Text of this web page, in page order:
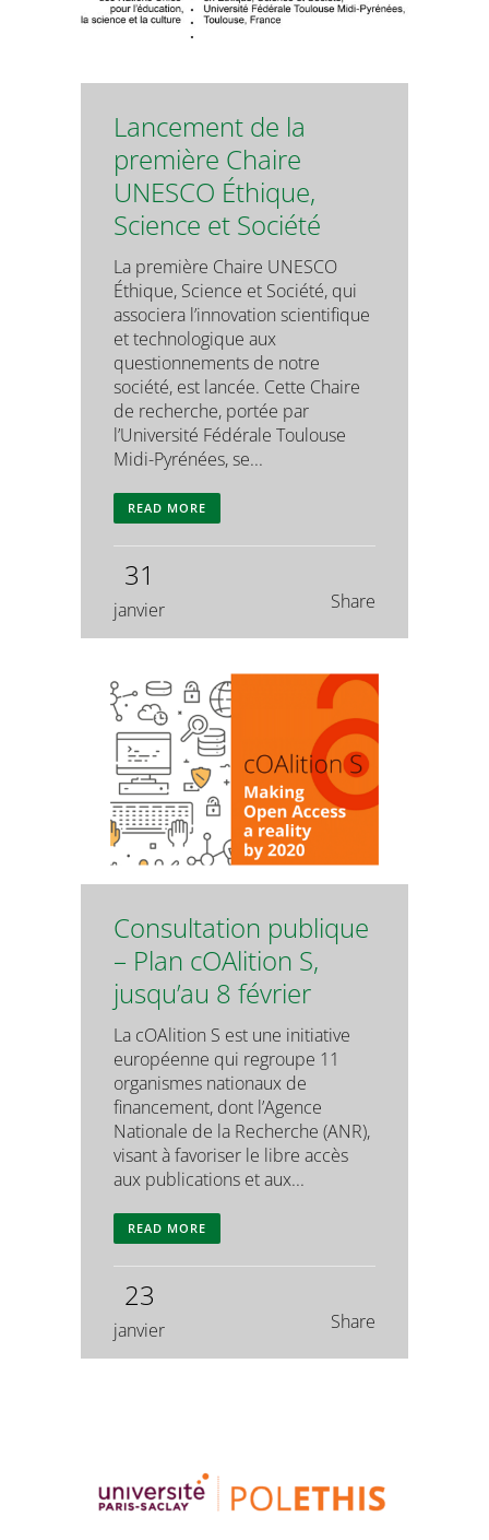
Lancement de la
première Chaire
UNESCO Éthique,
Science et Société
La première Chaire UNESCO
Éthique, Science et Société, qui
associera l’innovation scientifique
et technologique aux
questionnements de notre
société, est lancée. Cette Chaire
de recherche, portée par
l’Université Fédérale Toulouse
Midi-Pyrénées, se...
READ MORE
31
janvier Share
Consultation publique
– Plan cOAlition S,
jusqu’au 8 février
La cOAlition S est une initiative
européenne qui regroupe 11
organismes nationaux de
financement, dont l’Agence
Nationale de la Recherche (ANR),
visant à favoriser le libre accès
aux publications et aux...
READ MORE
23
janvier Share